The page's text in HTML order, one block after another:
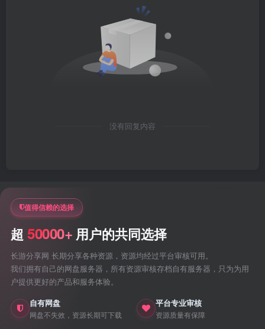
没有回复内容
值得信赖的选择
超 50000+ 用户的共同选择
长游分享网 长期分享各种资源，资源均经过平台审核可用。
我们拥有自己的网盘服务器，所有资源审核存档自有服务器，只为为用
户提供更好的产品和服务体验。
自有网盘
网盘不失效，资源长期可下载
平台专业审核
资源质量有保障